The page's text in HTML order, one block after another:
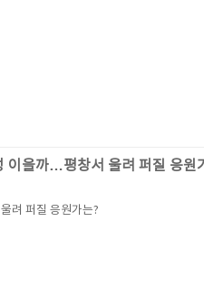
이을까…평창서 울려 퍼질 응원
려 퍼질 응원가는?